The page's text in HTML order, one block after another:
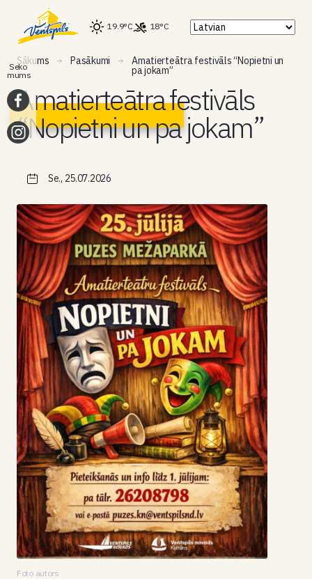
19.9°C 18°C
Sākums Pasākumi Amatierteātra festivāls “Nopietni un
pa jokam”
Amatierteātra festivāls
“Nopietni un pa jokam”
Se., 25.07.2026
Foto autors
Seko
mums